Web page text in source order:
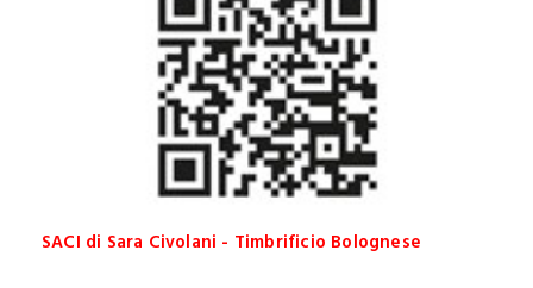
SACI di Sara Civolani - Timbrificio Bolognese